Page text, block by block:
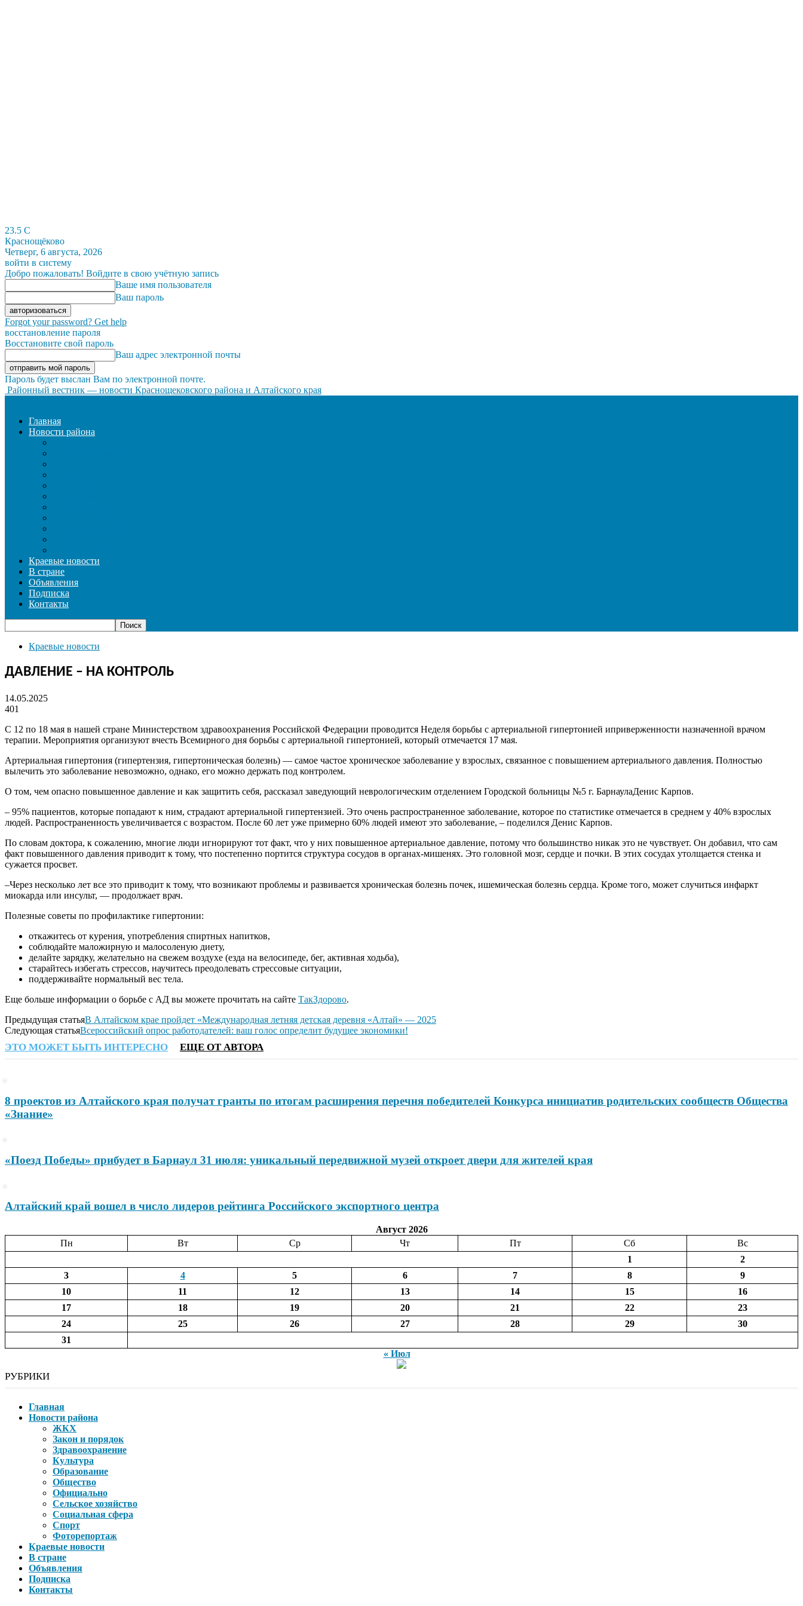
23.5 C
Краснощёково
Четверг, 6 августа, 2026
войти в систему
Добро пожаловать! Войдите в свою учётную запись
Ваше имя пользователя
Ваш пароль
Forgot your password? Get help
восстановление пароля
Восстановите свой пароль
Ваш адрес электронной почты
Пароль будет выслан Вам по электронной почте.
Районный вестник — новости Краснощековского района и Алтайского края
Главная
Новости района
Краевые новости
В стране
Объявления
Подписка
Контакты
Краевые новости
ДАВЛЕНИЕ – НА КОНТРОЛЬ
14.05.2025
401
С 12 по 18 мая в нашей стране Министерством здравоохранения Российской Федерации проводится Неделя борьбы с артериальной гипертонией иприверженности назначенной врачом
терапии. Мероприятия организуют вчесть Всемирного дня борьбы с артериальной гипертонией, который отмечается 17 мая.
Артериальная гипертония (гипертензия, гипертоническая болезнь) — самое частое хроническое заболевание у взрослых, связанное с повышением артериального давления. Полностью
вылечить это заболевание невозможно, однако, его можно держать под контролем.
О том, чем опасно повышенное давление и как защитить себя, рассказал заведующий неврологическим отделением Городской больницы №5 г. БарнаулаДенис Карпов.
– 95% пациентов, которые попадают к ним, страдают артериальной гипертензией. Это очень распространенное заболевание, которое по статистике отмечается в среднем у 40% взрослых
людей. Распространенность увеличивается с возрастом. После 60 лет уже примерно 60% людей имеют это заболевание, – поделился Денис Карпов.
По словам доктора, к сожалению, многие люди игнорируют тот факт, что у них повышенное артериальное давление, потому что большинство никак это не чувствует. Он добавил, что сам
факт повышенного давления приводит к тому, что постепенно портится структура сосудов в органах-мишенях. Это головной мозг, сердце и почки. В этих сосудах утолщается стенка и
сужается просвет.
–Через несколько лет все это приводит к тому, что возникают проблемы и развивается хроническая болезнь почек, ишемическая болезнь сердца. Кроме того, может случиться инфаркт
миокарда или инсульт, — продолжает врач.
Полезные советы по профилактике гипертонии:
откажитесь от курения, употребления спиртных напитков,
соблюдайте маложирную и малосоленую диету,
делайте зарядку, желательно на свежем воздухе (езда на велосипеде, бег, активная ходьба),
старайтесь избегать стрессов, научитесь преодолевать стрессовые ситуации,
поддерживайте нормальный вес тела.
Еще больше информации о борьбе с АД вы можете прочитать на сайте ТакЗдорово.
Предыдущая статьяВ Алтайском крае пройдет «Международная летняя детская деревня «Алтай» — 2025
Следующая статьяВсероссийский опрос работодателей: ваш голос определит будущее экономики!
ЭТО МОЖЕТ БЫТЬ ИНТЕРЕСНО ЕЩЕ ОТ АВТОРА
8 проектов из Алтайского края получат гранты по итогам расширения перечня победителей Конкурса инициатив родительских сообществ Общества
«Знание»
«Поезд Победы» прибудет в Барнаул 31 июля: уникальный передвижной музей откроет двери для жителей края
Алтайский край вошел в число лидеров рейтинга Российского экспортного центра
Август 2026
Пн
Вт Ср Чт Пт Сб
Вс
1
2
3
4 5 6 7 8
9
10
11 12 13 14 15
16
17
18 19 20 21 22
23
24
25 26 27 28 29
30
31
« Июл
РУБРИКИ
Главная
Новости района
ЖКХ
Закон и порядок
Здравоохранение
Культура
Образование
Общество
Официально
Сельское хозяйство
Социальная сфера
Спорт
Фоторепортаж
Краевые новости
В стране
Объявления
Подписка
Контакты